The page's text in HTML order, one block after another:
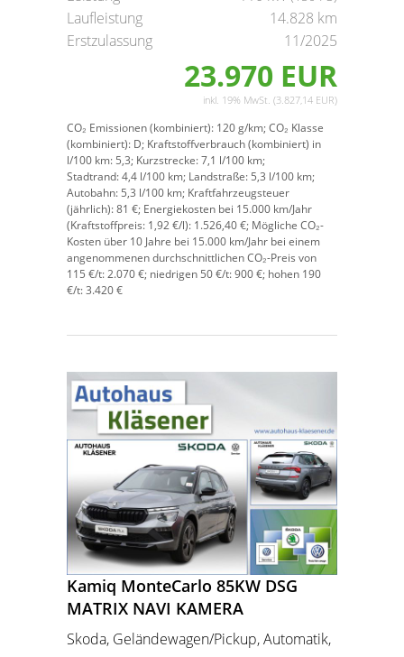
Laufleistung
14.828 km
Erstzulassung
11/2025
23.970 EUR
inkl. 19% MwSt. (3.827,14 EUR)
CO₂ Emissionen (kombiniert): 120 g/km;CO₂ Klasse
(kombiniert): D; Kraftstoffverbrauch (kombiniert) in
l/100 km: 5,3; Kurzstrecke:7,1 l/100 km;
Stadtrand:4,4 l/100 km; Landstraße: 5,3 l/100 km;
Autobahn: 5,3 l/100 km; Kraftfahrzeugsteuer
(jährlich):81 €; Energiekosten bei 15.000 km/Jahr
(Kraftstoffpreis: 1,92€/l): 1.526,40 €; Mögliche CO₂-
Kosten über 10 Jahre bei 15.000 km/Jahr bei einem
angenommenen durchschnittlichen CO₂-Preis von
115 €/t:2.070 €; niedrigen 50 €/t: 900 €; hohen 190
€/t: 3.420 €
Kamiq MonteCarlo 85KW DSG
MATRIX NAVI KAMERA
Skoda, Geländewagen/Pickup, Automatik,